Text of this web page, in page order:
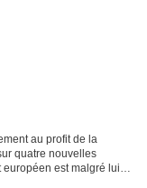
au profit de la
quatre nouvelles
est malgré lui